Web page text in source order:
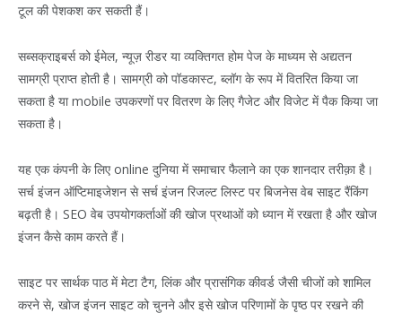
टूल की पेशकश कर सकती हैं।
सब्सक्राइबर्स को ईमेल, न्यूज़ रीडर या व्यक्तिगत होम पेज के माध्यम से अद्यतन
सामग्री प्राप्त होती है। सामग्री को पॉडकास्ट, ब्लॉग के रूप में वितरित किया जा
सकता है या mobile उपकरणों पर वितरण के लिए गैजेट और विजेट में पैक किया जा
सकता है।
यह एक कंपनी के लिए online दुनिया में समाचार फैलाने का एक शानदार तरीक़ा है।
सर्च इंजन ऑप्टिमाइजेशन से सर्च इंजन रिजल्ट लिस्ट पर बिजनेस वेब साइट रैंकिंग
बढ़ती है। SEO वेब उपयोगकर्ताओं की खोज प्रथाओं को ध्यान में रखता है और खोज
इंजन कैसे काम करते हैं।
साइट पर सार्थक पाठ में मेटा टैग, लिंक और प्रासंगिक कीवर्ड जैसी चीजों को शामिल
करने से, खोज इंजन साइट को चुनने और इसे खोज परिणामों के पृष्ठ पर रखने की